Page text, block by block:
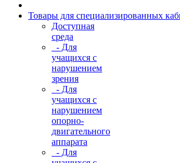
Товары для специализированных
Доступная
среда
- Для
учащихся с
нарушением
зрения
- Для
учащихся с
нарушением
опорно-
двигательного
аппарата
- Для